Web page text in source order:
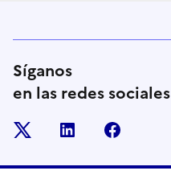
Síganos
en las redes sociales
linkedin